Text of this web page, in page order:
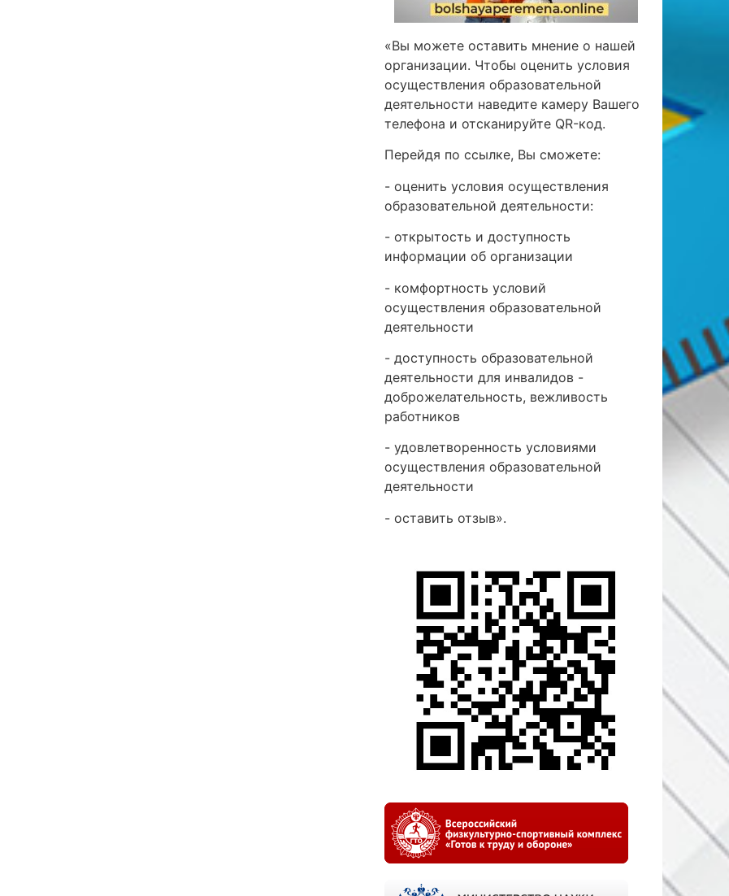
«Вы можете оставить мнение о нашей
организации. Чтобы оценить условия
осуществления образовательной
деятельности наведите камеру Вашего
телефона и отсканируйте QR-код.
Перейдя по ссылке, Вы сможете:
- оценить условия осуществления
образовательной деятельности:
- открытость и доступность
информации об организации
- комфортность условий
осуществления образовательной
деятельности
- доступность образовательной
деятельности для инвалидов -
доброжелательность, вежливость
работников
- удовлетворенность условиями
осуществления образовательной
деятельности
- оставить отзыв».